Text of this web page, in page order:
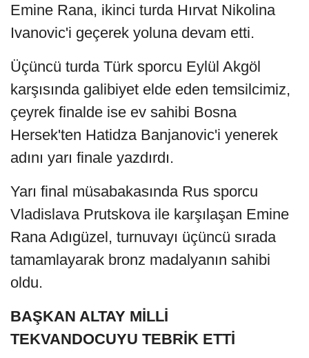
Emine Rana, ikinci turda Hırvat Nikolina
Ivanovic'i geçerek yoluna devam etti.
Üçüncü turda Türk sporcu Eylül Akgöl
karşısında galibiyet elde eden temsilcimiz,
çeyrek finalde ise ev sahibi Bosna
Hersek'ten Hatidza Banjanovic'i yenerek
adını yarı finale yazdırdı.
Yarı final müsabakasında Rus sporcu
Vladislava Prutskova ile karşılaşan Emine
Rana Adıgüzel, turnuvayı üçüncü sırada
tamamlayarak bronz madalyanın sahibi
oldu.
BAŞKAN ALTAY MİLLİ
TEKVANDOCUYU TEBRİK ETTİ